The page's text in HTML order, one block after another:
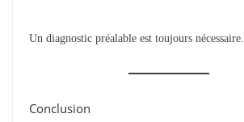
Un diagnostic préalable est toujours nécessaire.
Conclusion